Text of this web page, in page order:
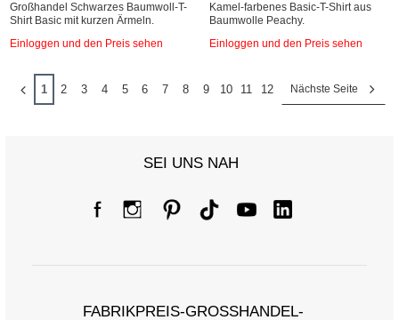
Großhandel Schwarzes Baumwoll-T-
Shirt Basic mit kurzen Ärmeln.
Einloggen und den Preis sehen
Kamel-farbenes Basic-T-Shirt aus
Baumwolle Peachy.
Einloggen und den Preis sehen
1 2 3 4 5 6 7 8 9 10 11 12 Nächste Seite
SEI UNS NAH
FABRIKPREIS-GROSSHANDEL-K